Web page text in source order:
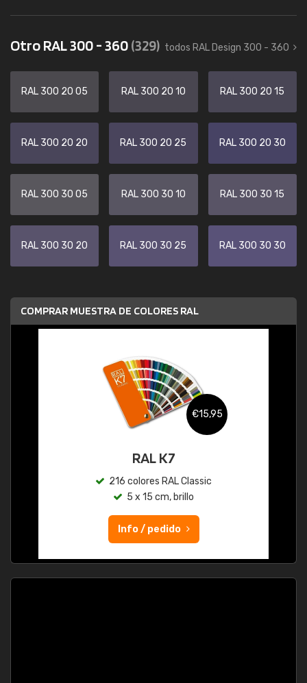
Otro RAL 300 - 360(329) todos RAL Design 300 - 360
RAL 300 20 05 RAL 300 20 10 RAL 300 20 15
RAL 300 20 20 RAL 300 20 25 RAL 300 20 30
RAL 300 30 05 RAL 300 30 10 RAL 300 30 15
RAL 300 30 20 RAL 300 30 25 RAL 300 30 30
COMPRAR MUESTRA DE COLORES RAL
€15,95
RAL K7
216 colores RAL Classic
5 x 15 cm, brillo
Info / pedido